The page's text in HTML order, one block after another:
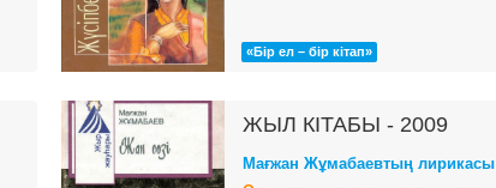
«Бір ел – бір кітап»
ЖЫЛ КІТАБЫ - 2009
Мағжан Жұмабаевтың лирикасы